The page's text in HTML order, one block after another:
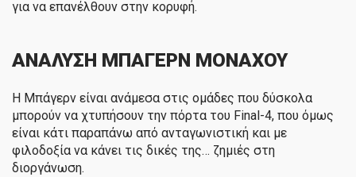
για να επανέλθουν στην κορυφή.
ΑΝΑΛΥΣΗ ΜΠΑΓΕΡΝ ΜΟΝΑΧΟΥ
Η Μπάγερν είναι ανάμεσα στις ομάδες που δύσκολα
μπορούν να χτυπήσουν την πόρτα του Final-4, που όμως
είναι κάτι παραπάνω από ανταγωνιστική και με
φιλοδοξία να κάνει τις δικές της… ζημιές στη
διοργάνωση.